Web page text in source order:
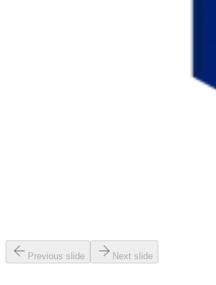
Previous slide Next slide